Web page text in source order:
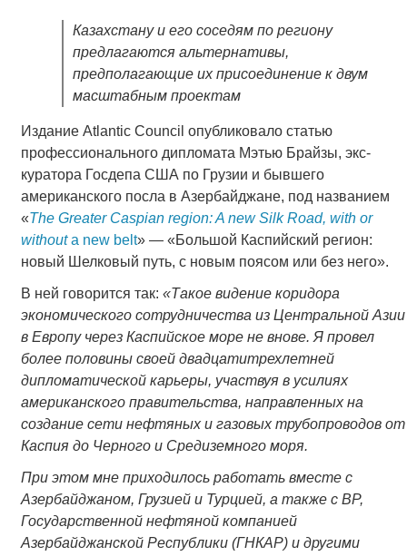
Казахстану и его соседям по региону
предлагаются альтернативы,
предполагающие их присоединение к двум
масштабным проектам
Издание Atlantic Council опубликовало статью
профессионального дипломата Мэтью Брайзы, экс-
куратора Госдепа США по Грузии и бывшего
американского посла в Азербайджане, под названием
«The Greater Caspian region: A new Silk Road, with or
withouta new belt» — «Большой Каспийский регион:
новый Шелковый путь, с новым поясом или без него».
В ней говорится так: «Такое видение коридора
экономического сотрудничества из Центральной Азии
в Европу через Каспийское море не внове. Я провел
более половины своей двадцатитрехлетней
дипломатической карьеры, участвуя в усилиях
американского правительства, направленных на
создание сети нефтяных и газовых трубопроводов от
Каспия до Черного и Средиземного моря.
При этом мне приходилось работать вместе с
Азербайджаном, Грузией и Турцией, а также с BP,
Государственной нефтяной компанией
Азербайджанской Республики (ГНКАР) и другими